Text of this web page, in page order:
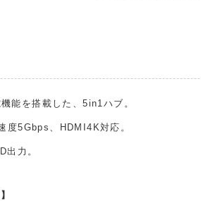
能を搭載した、5in1ハブ。
度5Gbps、HDMI4K対応。
出力。